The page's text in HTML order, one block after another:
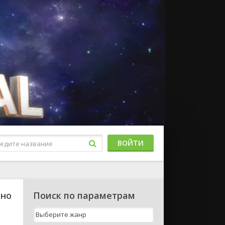
ВОЙТИ
Поиск по параметрам